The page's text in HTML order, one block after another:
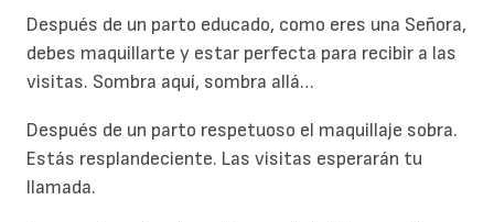
Después de un parto educado, como eres una Señora,
debes maquillarte y estar perfecta para recibir a las
visitas. Sombra aquí, sombra allá…
Después de un parto respetuoso el maquillaje sobra.
Estás resplandeciente. Las visitas esperarán tu
llamada.